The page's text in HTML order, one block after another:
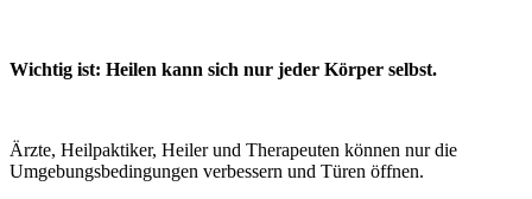
Wichtig ist: Heilen kann sich nur jeder Körper selbst.
Ärzte, Heilpaktiker, Heiler und Therapeuten können nur die
Umgebungsbedingungen verbessern und Türen öffnen.